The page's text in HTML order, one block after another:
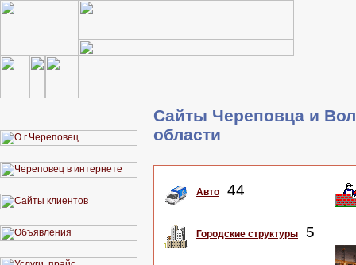
Сайты Череповца и
области
Авто 44
Городские структуры 5